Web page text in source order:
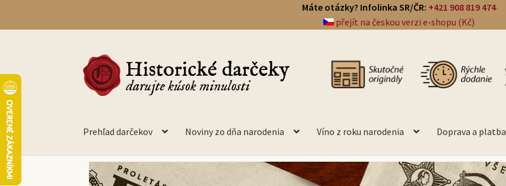
Máte otázky? Infolinka SR/ČR: +421 908 819 474
přejít na českou verzi e-shopu (Kč)
Prehľad darčekov Noviny zo dňa narodenia Víno z roku narodenia Doprava a platba